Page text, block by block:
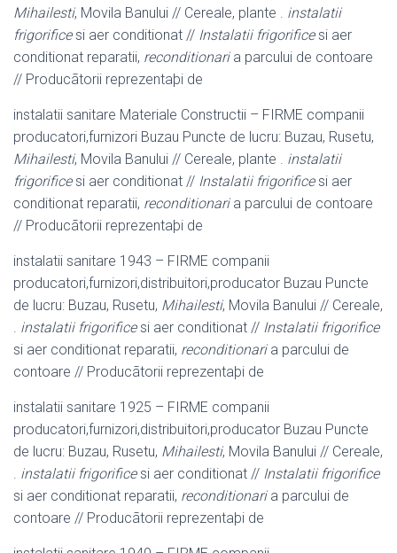
Mihailesti, Movila Banului // Cereale, plante . instalatii
frigorificesi aer conditionat // Instalatii frigorificesi aer
conditionat reparatii, reconditionaria parcului de contoare
// Producãtorii reprezentaþi de
instalatii sanitare Materiale Constructii – FIRME companii
producatori,furnizori Buzau Puncte de lucru: Buzau, Rusetu,
Mihailesti, Movila Banului // Cereale, plante . instalatii
frigorificesi aer conditionat // Instalatii frigorificesi aer
conditionat reparatii, reconditionaria parcului de contoare
// Producãtorii reprezentaþi de
instalatii sanitare 1943 – FIRME companii
producatori,furnizori,distribuitori,producator Buzau Puncte
de lucru: Buzau, Rusetu, Mihailesti, Movila Banului // Cereale,
instalatii frigorificesi aer conditionat // Instalatii frigorifice
si aer conditionat reparatii, reconditionaria parcului de
contoare // Producãtorii reprezentaþi de
instalatii sanitare 1925 – FIRME companii
producatori,furnizori,distribuitori,producator Buzau Puncte
de lucru: Buzau, Rusetu, Mihailesti, Movila Banului // Cereale,
instalatii frigorificesi aer conditionat // Instalatii frigorifice
si aer conditionat reparatii, reconditionaria parcului de
contoare // Producãtorii reprezentaþi de